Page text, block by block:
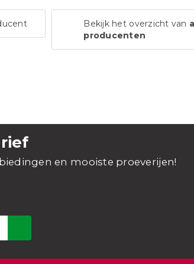
Bekijk het overzicht van
producenten
en mooiste proeverijen!